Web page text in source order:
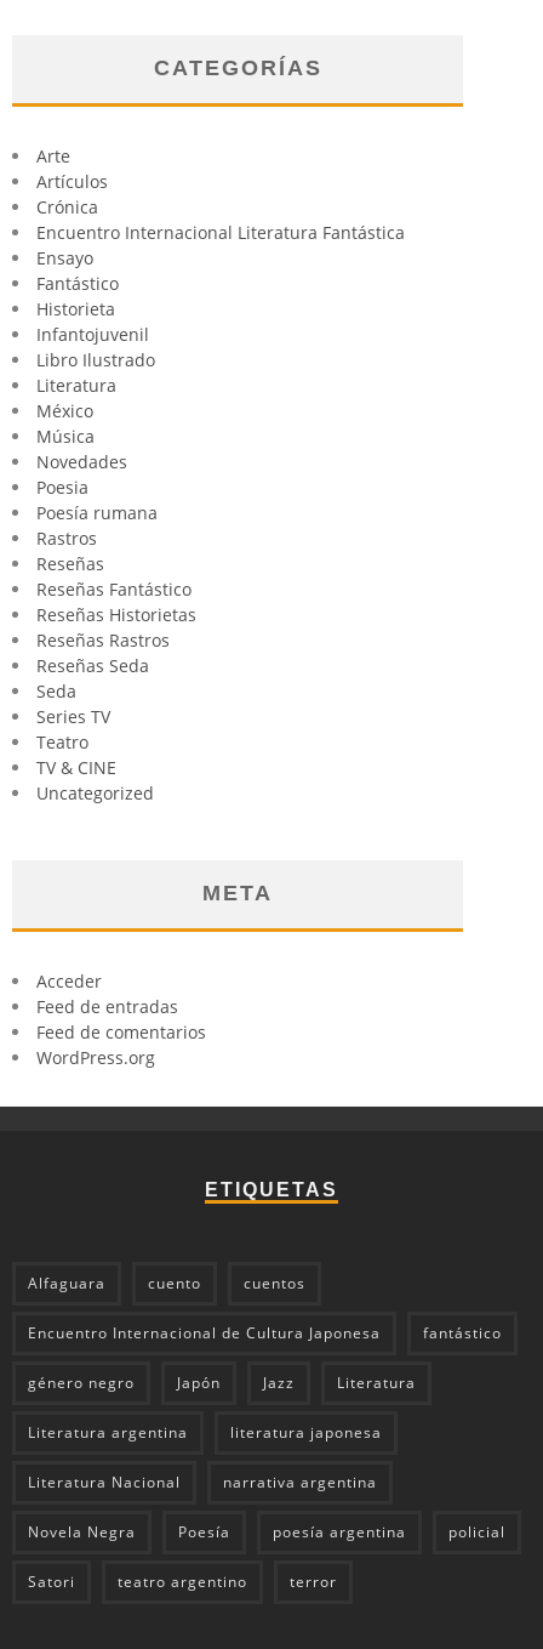
CATEGORÍAS
Arte
Artículos
Crónica
Encuentro Internacional Literatura Fantástica
Ensayo
Fantástico
Historieta
Infantojuvenil
Libro Ilustrado
Literatura
México
Música
Novedades
Poesia
Poesía rumana
Rastros
Reseñas
Reseñas Fantástico
Reseñas Historietas
Reseñas Rastros
Reseñas Seda
Seda
Series TV
Teatro
TV & CINE
Uncategorized
META
Acceder
Feed de entradas
Feed de comentarios
WordPress.org
ETIQUETAS
Alfaguara cuento cuentos
Encuentro Internacional de Cultura Japonesa fantástico
género negro Japón Jazz Literatura
Literatura argentina literatura japonesa
Literatura Nacional narrativa argentina
Novela Negra Poesía poesía argentina policial
Satori teatro argentino terror